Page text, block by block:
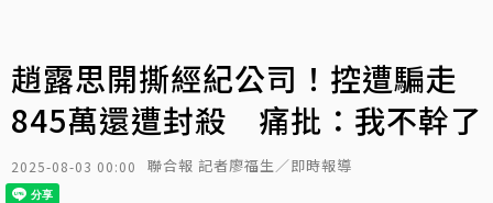
趙露思開撕經紀公司！控遭騙走
845萬還遭封殺 痛批：我不幹了
2025-08-03 00:00 聯合報 記者廖福生／即時報導